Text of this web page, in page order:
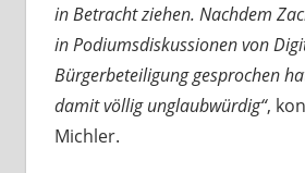
in Betracht ziehen. Nachdem
in Podiumsdiskussionen von
Bürgerbeteiligung gesprochen
damit völlig unglaubwürdig“,
Michler.